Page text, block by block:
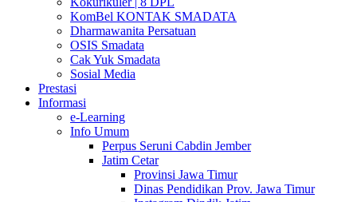
KomBel KONTAK SMADATA
Dharmawanita Persatuan
OSIS Smadata
Cak Yuk Smadata
Sosial Media
Prestasi
Informasi
e-Learning
Info Umum
Perpus Seruni Cabdin Jember
Jatim Cetar
Provinsi Jawa Timur
Dinas Pendidikan Prov. Jawa Timur